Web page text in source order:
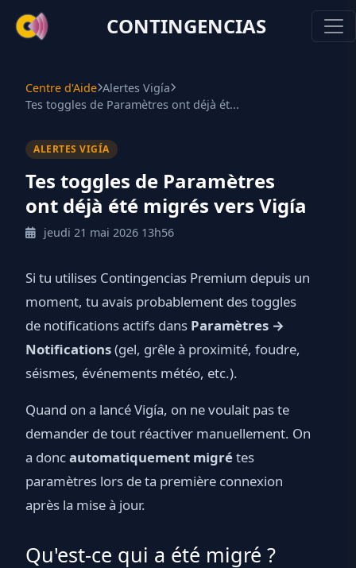
CONTINGENCIAS
Centre d'Aide Alertes Vigía
Tes toggles de Paramètres ont déjà ét...
ALERTES VIGÍA
Tes toggles de Paramètres
ont déjà été migrés vers Vigía
jeudi 21 mai 2026 13h56
Si tu utilises Contingencias Premium depuis un
moment, tu avais probablement des toggles
de notifications actifs dans Paramètres →
Notifications(gel, grêle à proximité, foudre,
séismes, événements météo, etc.).
Quand on a lancé Vigía, on ne voulait pas te
demander de tout réactiver manuellement. On
a doncautomatiquement migrétes
paramètres lors de ta première connexion
après la mise à jour.
Qu'est-ce qui a été migré ?